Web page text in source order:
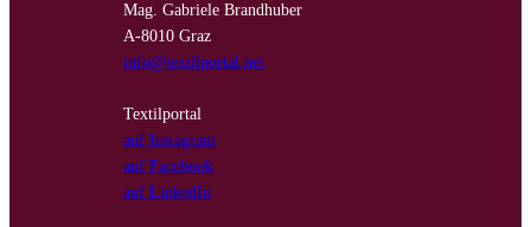
Mag. Gabriele Brandhuber
A-8010 Graz
info@textilportal.net
Textilportal
auf Instagram
auf Facebook
auf LinkedIn